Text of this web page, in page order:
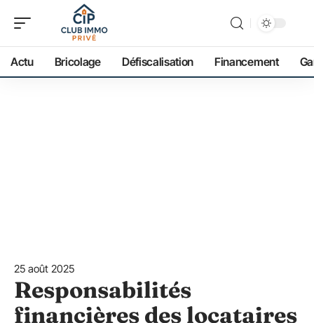
Actu Bricolage Défiscalisation Financement
25 août 2025
Responsabilités
financières des locataires